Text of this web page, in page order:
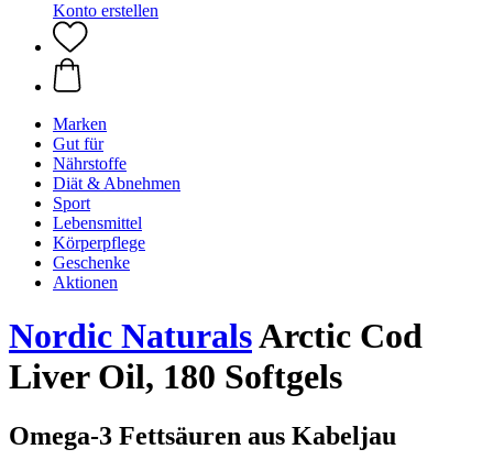
Konto erstellen
Marken
Gut für
Nährstoffe
Diät & Abnehmen
Sport
Lebensmittel
Körperpflege
Geschenke
Aktionen
Nordic NaturalsArctic Cod
Liver Oil, 180 Softgels
Omega-3 Fettsäuren aus Kabeljau